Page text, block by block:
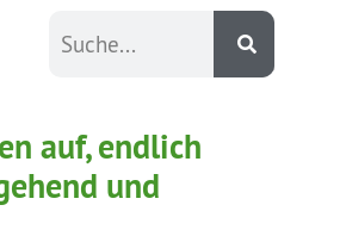
auf, endlich
und